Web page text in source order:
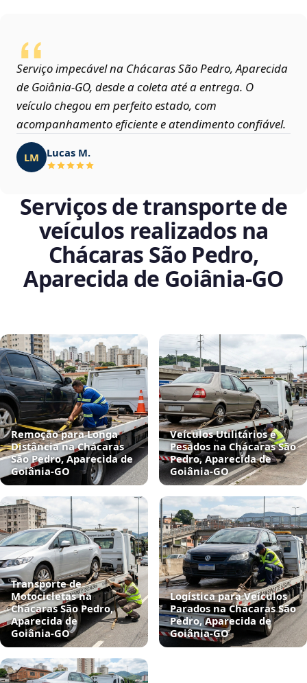
Serviço impecável na Chácaras São Pedro, Aparecida
de Goiânia‑GO, desde a coleta até a entrega. O
veículo chegou em perfeito estado, com
acompanhamento eficiente e atendimento confiável.
LM Lucas M.
Serviços de transporte de
veículos realizados na
Chácaras São Pedro,
Aparecida de Goiânia‑GO
Remoção para Longa
Distância na Chácaras
São Pedro, Aparecida de
Goiânia‑GO
Veículos Utilitários e
Pesados na Chácaras São
Pedro, Aparecida de
Goiânia‑GO
Transporte de
Motocicletas na
Chácaras São Pedro,
Aparecida de
Goiânia‑GO
Logística para Veículos
Parados na Chácaras São
Pedro, Aparecida de
Goiânia‑GO